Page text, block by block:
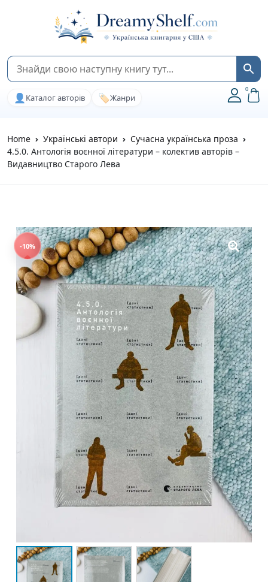
👤 Каталог авторів 🏷️Жанри
0
Home Українські автори
Сучасна українська проза
4.5.0. Антологія воєнної літератури – колектив авторів –
Видавництво Старого Лева
-10%